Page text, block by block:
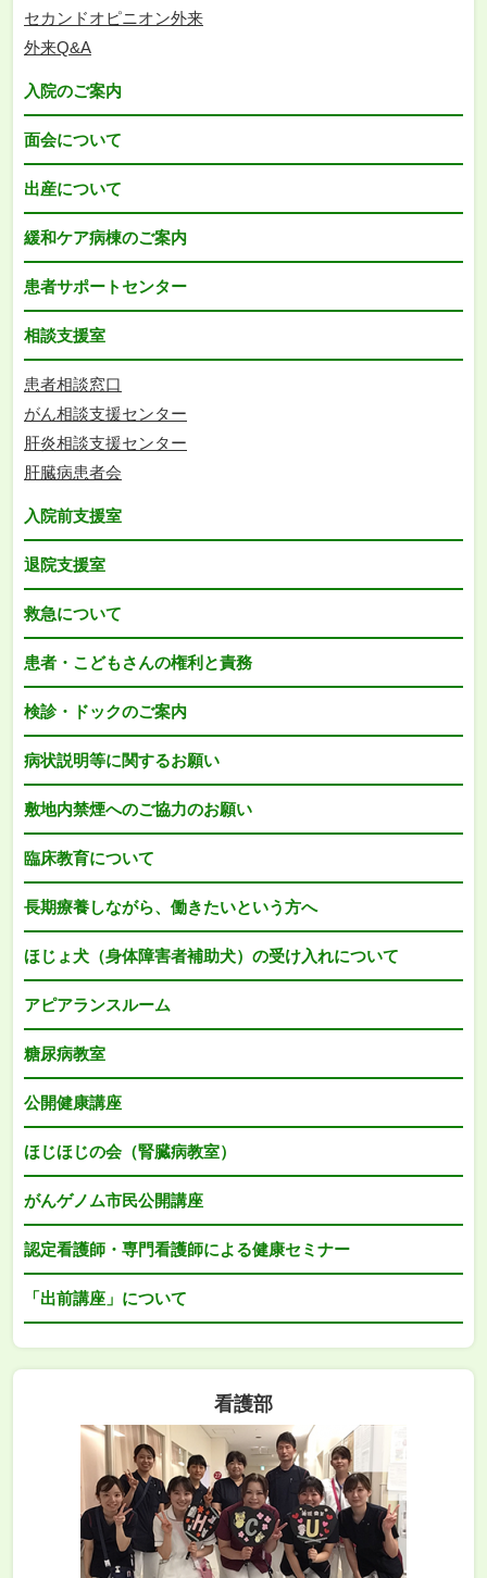
セカンドオピニオン外来
外来Q&A
入院のご案内
面会について
出産について
緩和ケア病棟のご案内
患者サポートセンター
相談支援室
患者相談窓口
がん相談支援センター
肝炎相談支援センター
肝臓病患者会
入院前支援室
退院支援室
救急について
患者・こどもさんの権利と責務
検診・ドックのご案内
病状説明等に関するお願い
敷地内禁煙へのご協力のお願い
臨床教育について
長期療養しながら、働きたいという方へ
ほじょ犬（身体障害者補助犬）の受け入れについて
アピアランスルーム
糖尿病教室
公開健康講座
ほじほじの会（腎臓病教室）
がんゲノム市民公開講座
認定看護師・専門看護師による健康セミナー
「出前講座」について
看護部